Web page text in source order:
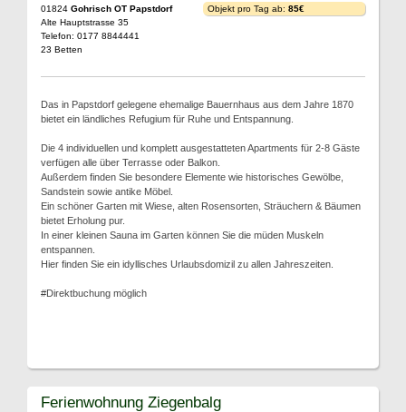
01824 Gohrisch OT Papstdorf
Alte Hauptstrasse 35
Telefon: 0177 8844441
23 Betten
Objekt pro Tag ab: 85€
Das in Papstdorf gelegene ehemalige Bauernhaus aus dem Jahre 1870
bietet ein ländliches Refugium für Ruhe und Entspannung.
Die 4 individuellen und komplett ausgestatteten Apartments für 2-8 Gäste
verfügen alle über Terrasse oder Balkon.
Außerdem finden Sie besondere Elemente wie historisches Gewölbe,
Sandstein sowie antike Möbel.
Ein schöner Garten mit Wiese, alten Rosensorten, Sträuchern & Bäumen
bietet Erholung pur.
In einer kleinen Sauna im Garten können Sie die müden Muskeln
entspannen.
Hier finden Sie ein idyllisches Urlaubsdomizil zu allen Jahreszeiten.
#Direktbuchung möglich
Ferienwohnung Ziegenbalg